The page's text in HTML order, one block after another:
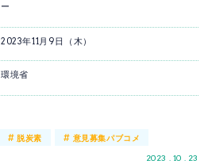
2023 . 10 . 23
ー
2023年11月9日（木）
環境省
# 脱炭素 # 意見募集パブコメ